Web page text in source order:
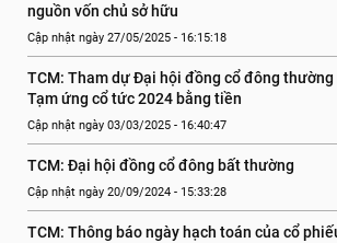
nguồn vốn chủ sở hữu
Cập nhật ngày 27/05/2025 - 16:15:18
TCM: Tham dự Đại hội đồng cổ đông thường
Tạm ứng cổ tức 2024 bằng tiền
Cập nhật ngày 03/03/2025 - 16:40:47
TCM: Đại hội đồng cổ đông bất thường
Cập nhật ngày 20/09/2024 - 15:33:28
TCM: Thông báo ngày hạch toán của cổ